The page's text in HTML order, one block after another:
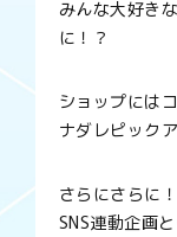
みんな大好き
に！？
ショップには
ナダレピック
さらにさらに！
SNS連動企画